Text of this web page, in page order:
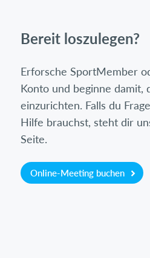
Bereit loszulegen?
Erforsche SportMember
Konto und beginne damit,
einzurichten. Falls du
Hilfe brauchst, steht dir
Seite.
Online-Meeting buchen